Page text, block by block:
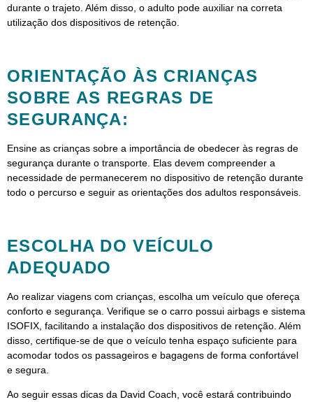
durante o trajeto. Além disso, o adulto pode auxiliar na correta
utilização dos dispositivos de retenção.
ORIENTAÇÃO ÀS CRIANÇAS
SOBRE AS REGRAS DE
SEGURANÇA:
Ensine as crianças sobre a importância de obedecer às regras de
segurança durante o transporte. Elas devem compreender a
necessidade de permanecerem no dispositivo de retenção durante
todo o percurso e seguir as orientações dos adultos responsáveis.
ESCOLHA DO VEÍCULO
ADEQUADO
Ao realizar viagens com crianças, escolha um veículo que ofereça
conforto e segurança. Verifique se o carro possui airbags e sistema
ISOFIX, facilitando a instalação dos dispositivos de retenção. Além
disso, certifique-se de que o veículo tenha espaço suficiente para
acomodar todos os passageiros e bagagens de forma confortável
e segura.
Ao seguir essas dicas da David Coach, você estará contribuindo